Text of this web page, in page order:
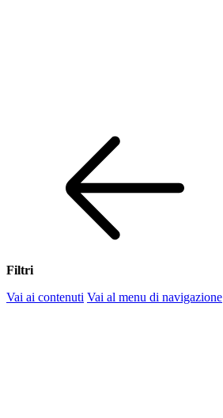
Filtri
Vai ai contenuti Vai al menu di navigazione